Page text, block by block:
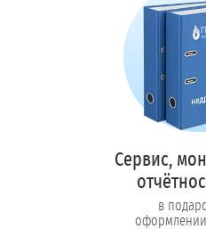
Сервис,
в